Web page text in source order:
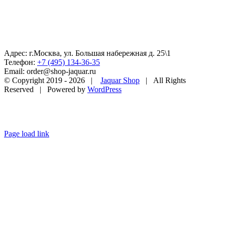
Адрес: г.Москва, ул. Большая набережная д. 25\1
Телефон: +7 (495) 134-36-35
Email: order@shop-jaquar.ru
© Copyright 2019 - 2026 | Jaquar Shop | All Rights
Reserved | Powered by WordPress
Page load link